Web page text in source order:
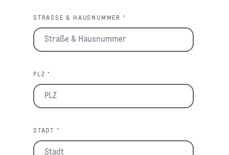
STRASSE & HAUSNUMMER *
PLZ *
STADT *